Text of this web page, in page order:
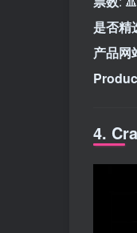
是否精
产品网
4.